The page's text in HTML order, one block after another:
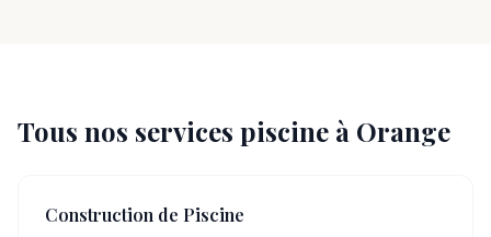
Tous nos services piscine à Orange
Construction de Piscine